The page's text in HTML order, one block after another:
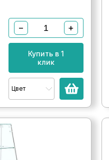
− +
Купить в 1
клик
Цвет